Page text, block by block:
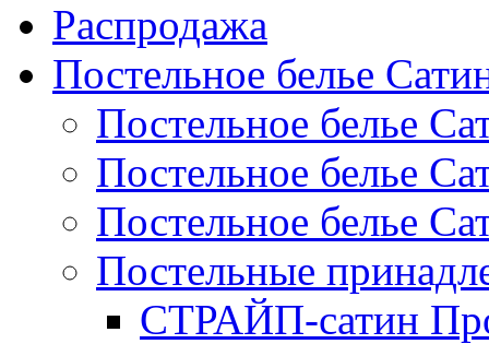
Распродажа
Постельное белье
Постельное белье
Постельное белье
Постельное белье
Постельные
СТРАЙП-сатин